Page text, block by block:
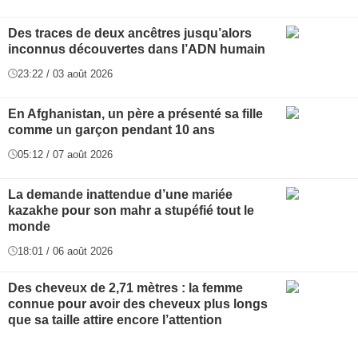
Des traces de deux ancêtres jusqu’alors
inconnus découvertes dans l’ADN humain
23:22 / 03 août 2026
En Afghanistan, un père a présenté sa fille
comme un garçon pendant 10 ans
05:12 / 07 août 2026
La demande inattendue d’une mariée
kazakhe pour son mahr a stupéfié tout le
monde
18:01 / 06 août 2026
Des cheveux de 2,71 mètres : la femme
connue pour avoir des cheveux plus longs
que sa taille attire encore l’attention